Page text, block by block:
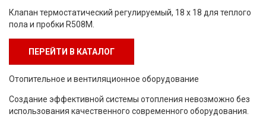
Клапан термостатический регулируемый, 18 x 18 для теплого
пола и пробки R508M.
ПЕРЕЙТИ В КАТАЛОГ
Отопительное и вентиляционное оборудование
Создание эффективной системы отопления невозможно без
использования качественного современного оборудования.